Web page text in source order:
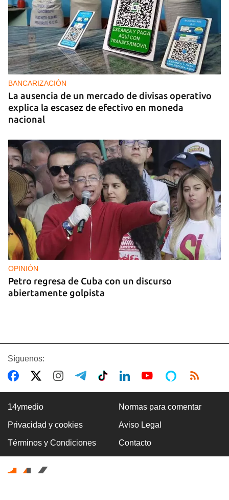
BANCARIZACIÓN
La ausencia de un mercado de divisas operativo
explica la escasez de efectivo en moneda
nacional
OPINIÓN
Petro regresa de Cuba con un discurso
abiertamente golpista
14YMEDIO
Edición impresa del 7 de agosto de 2026
Síguenos:
14ymedio Normas para comentar
Privacidad y cookies Aviso Legal
Términos y Condiciones Contacto